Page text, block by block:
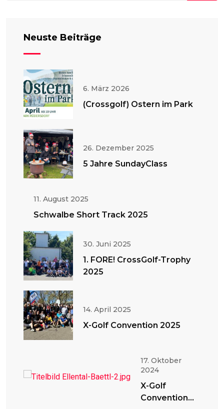
Neuste Beiträge
6. März 2026
(Crossgolf) Ostern im Park
26. Dezember 2025
5 Jahre SundayClass
11. August 2025
Schwalbe Short Track 2025
30. Juni 2025
1. FORE! CrossGolf-Trophy
2025
14. April 2025
X-Golf Convention 2025
17. Oktober
2024
X-Golf
Convention